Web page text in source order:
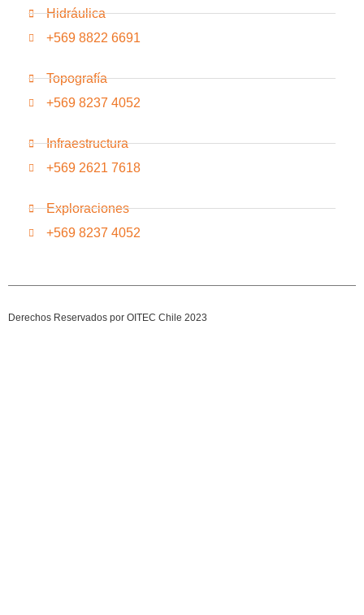
Hidráulica
+569 8822 6691
Topografía
+569 8237 4052
Infraestructura
+569 2621 7618
Exploraciones
+569 8237 4052
Derechos Reservados por OITEC Chile 2023